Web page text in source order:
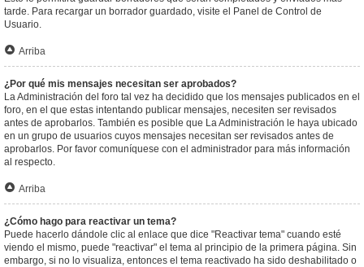
tarde. Para recargar un borrador guardado, visite el Panel de Control de
Usuario.
Arriba
¿Por qué mis mensajes necesitan ser aprobados?
La Administración del foro tal vez ha decidido que los mensajes publicados en el
foro, en el que estas intentando publicar mensajes, necesiten ser revisados
antes de aprobarlos. También es posible que La Administración le haya ubicado
en un grupo de usuarios cuyos mensajes necesitan ser revisados antes de
aprobarlos. Por favor comuníquese con el administrador para más información
al respecto.
Arriba
¿Cómo hago para reactivar un tema?
Puede hacerlo dándole clic al enlace que dice "Reactivar tema" cuando esté
viendo el mismo, puede "reactivar" el tema al principio de la primera página. Sin
embargo, si no lo visualiza, entonces el tema reactivado ha sido deshabilitado o